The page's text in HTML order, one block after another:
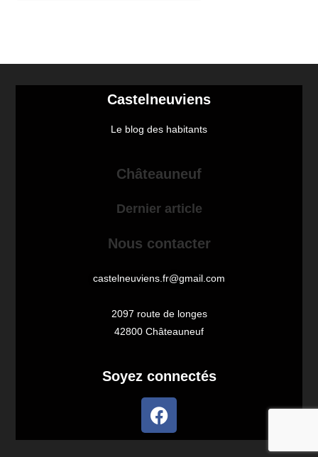
Castelneuviens
Le blog des habitants
Châteauneuf
Dernier article
Nous contacter
castelneuviens.fr@gmail.com
2097 route de longes
42800 Châteauneuf
Soyez connectés